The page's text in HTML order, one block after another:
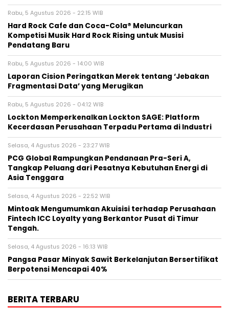
Rabu, 5 Agustus 2026 - 22:15 WIB
Hard Rock Cafe dan Coca-Cola® Meluncurkan
Kompetisi Musik Hard Rock Rising untuk Musisi
Pendatang Baru
Rabu, 5 Agustus 2026 - 14:00 WIB
Laporan Cision Peringatkan Merek tentang ‘Jebakan
Fragmentasi Data’ yang Merugikan
Rabu, 5 Agustus 2026 - 04:12 WIB
Lockton Memperkenalkan Lockton SAGE: Platform
Kecerdasan Perusahaan Terpadu Pertama di Industri
Selasa, 4 Agustus 2026 - 23:27 WIB
PCG Global Rampungkan Pendanaan Pra-Seri A,
Tangkap Peluang dari Pesatnya Kebutuhan Energi di
Asia Tenggara
Selasa, 4 Agustus 2026 - 22:52 WIB
Mintoak Mengumumkan Akuisisi terhadap Perusahaan
Fintech ICC Loyalty yang Berkantor Pusat di Timur
Tengah.
Selasa, 4 Agustus 2026 - 16:13 WIB
Pangsa Pasar Minyak Sawit Berkelanjutan Bersertifikat
Berpotensi Mencapai 40%
BERITA TERBARU